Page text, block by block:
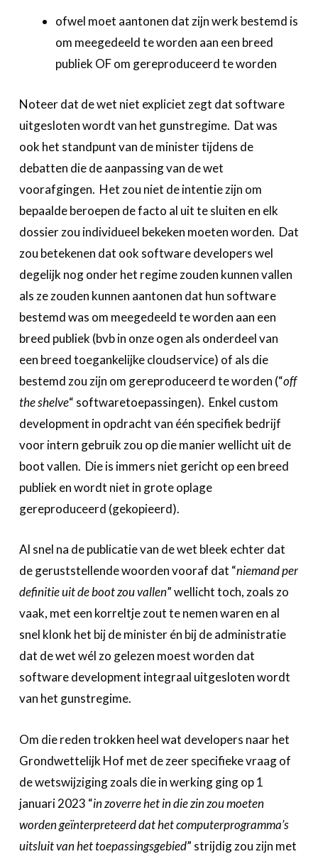
ofwel moet aantonen dat zijn werk bestemd is
om meegedeeld te worden aan een breed
publiek OF om gereproduceerd te worden
Noteer dat de wet niet expliciet zegt dat software
uitgesloten wordt van het gunstregime. Dat was
ook het standpunt van de minister tijdens de
debatten die de aanpassing van de wet
voorafgingen. Het zou niet de intentie zijn om
bepaalde beroepen de facto al uit te sluiten en elk
dossier zou individueel bekeken moeten worden. Dat
zou betekenen dat ook software developers wel
degelijk nog onder het regime zouden kunnen vallen
als ze zouden kunnen aantonen dat hun software
bestemd was om meegedeeld te worden aan een
breed publiek (bvb in onze ogen als onderdeel van
een breed toegankelijke cloudservice) of als die
bestemd zou zijn om gereproduceerd te worden (“off
the shelve“ softwaretoepassingen). Enkel custom
development in opdracht van één specifiek bedrijf
voor intern gebruik zou op die manier wellicht uit de
boot vallen. Die is immers niet gericht op een breed
publiek en wordt niet in grote oplage
gereproduceerd (gekopieerd).
Al snel na de publicatie van de wet bleek echter dat
de geruststellende woorden vooraf dat “niemand per
definitie uit de boot zou vallen” wellicht toch, zoals zo
vaak, met een korreltje zout te nemen waren en al
snel klonk het bij de minister én bij de administratie
dat de wet wél zo gelezen moest worden dat
software development integraal uitgesloten wordt
van het gunstregime.
Om die reden trokken heel wat developers naar het
Grondwettelijk Hof met de zeer specifieke vraag of
de wetswijziging zoals die in werking ging op 1
januari 2023 “in zoverre het in die zin zou moeten
worden geïnterpreteerd dat het computerprogramma’s
uitsluit van het toepassingsgebied” strijdig zou zijn met